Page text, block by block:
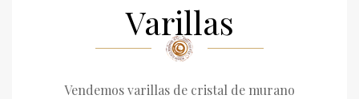
Varillas
Vendemos varillas de cristal de murano